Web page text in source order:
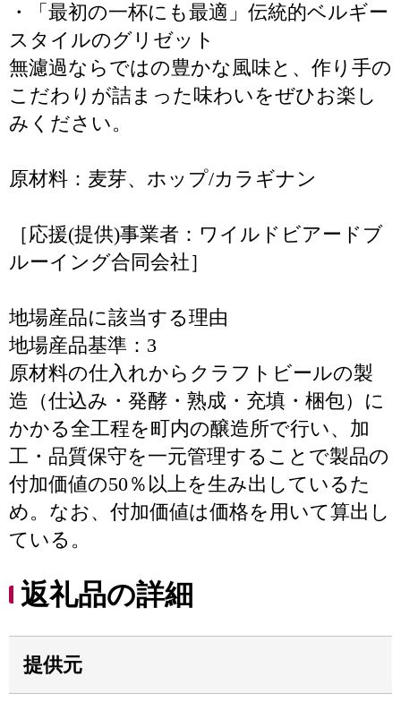
・「最初の一杯にも最適」伝統的ベルギー
スタイルのグリゼット
無濾過ならではの豊かな風味と、作り手の
こだわりが詰まった味わいをぜひお楽し
みください。
原材料：麦芽、ホップ/カラギナン
［応援(提供)事業者：ワイルドビアードブ
ルーイング合同会社］
地場産品に該当する理由
地場産品基準：3
原材料の仕入れからクラフトビールの製
造（仕込み・発酵・熟成・充填・梱包）に
かかる全工程を町内の醸造所で行い、加
工・品質保守を一元管理することで製品の
付加価値の50％以上を生み出しているた
め。なお、付加価値は価格を用いて算出し
ている。
返礼品の詳細
提供元